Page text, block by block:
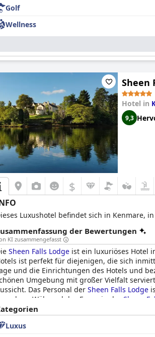
Golf
Wellness
Sheen
Hotel in
9,3
$
Luxushotel befindet sich in Kenmare,
der Bewertungen
KI zusammengefasst
Sheen Falls Lodge ist ein luxuriöses Hotel
ist perfekt für diejenigen, die sich
und die Einrichtungen des Hotels und
Umgebung mit großer Vielfalt
Das Personal der Sheen Falls Lodge
Während das Essen in der Sheen
Erfahrungen gemacht. Insgesamt
Luxus